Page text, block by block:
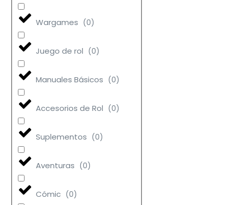
Wargames (0)
Juego de rol (0)
Manuales Básicos (0)
Accesorios de Rol (0)
Suplementos (0)
Aventuras (0)
Cómic (0)